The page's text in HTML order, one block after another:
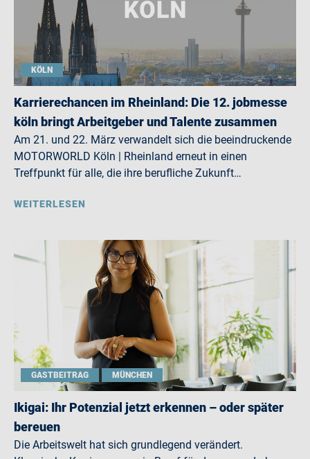
KÖLN
Karrierechancen im Rheinland: Die 12. jobmesse
köln bringt Arbeitgeber und Talente zusammen
Am 21. und 22. März verwandelt sich die beeindruckende
MOTORWORLD Köln | Rheinland erneut in einen
Treffpunkt für alle, die ihre berufliche Zukunft…
WEITERLESEN
GASTBEITRAG MÜNCHEN
Ikigai: Ihr Potenzial jetzt erkennen – oder später
bereuen
Die Arbeitswelt hat sich grundlegend verändert.